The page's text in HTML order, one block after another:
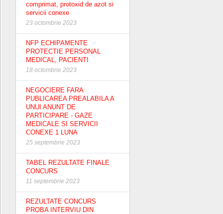
comprimat, protoxid de azot si
servicii conexe
23 octombrie 2023
NFP ECHIPAMENTE
PROTECTIE PERSONAL
MEDICAL, PACIENTI
18 octombrie 2023
NEGOCIERE FARA
PUBLICAREA PREALABILA A
UNUI ANUNT DE
PARTICIPARE - GAZE
MEDICALE SI SERVICII
CONEXE 1 LUNA
25 septembrie 2023
TABEL REZULTATE FINALE
CONCURS
11 septembrie 2023
REZULTATE CONCURS
PROBA INTERVIU DIN